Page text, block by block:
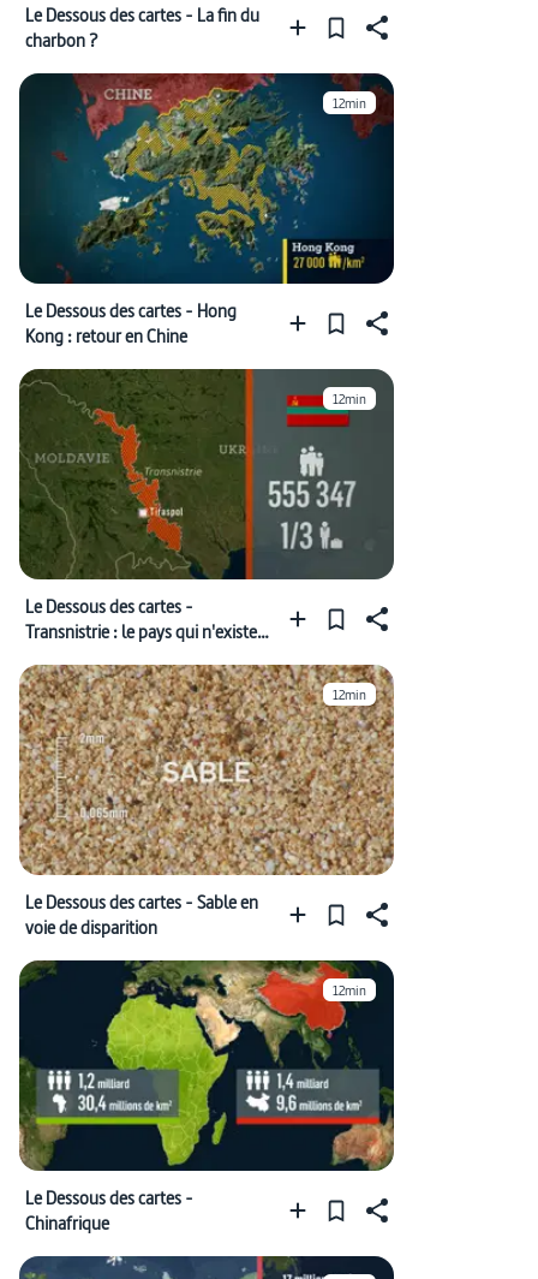
Le Dessous des cartes - La fin du
charbon ?
12min
Le Dessous des cartes - Hong
Kong : retour en Chine
12min
Le Dessous des cartes -
Transnistrie : le pays qui n'existe
12min
Le Dessous des cartes - Sable en
voie de disparition
12min
Le Dessous des cartes -
Chinafrique